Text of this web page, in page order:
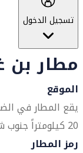
تسجيل الدخول
مطار بن
الموقع
يقع المطار في
20 كيلومتراً جنوب شرق تل أبيب.
رمز المطار